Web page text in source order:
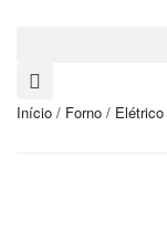
Início / Forno / Elétrico